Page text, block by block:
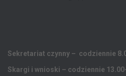
Sekretariat czynny – codziennie
Skargi i wnioski – codziennie